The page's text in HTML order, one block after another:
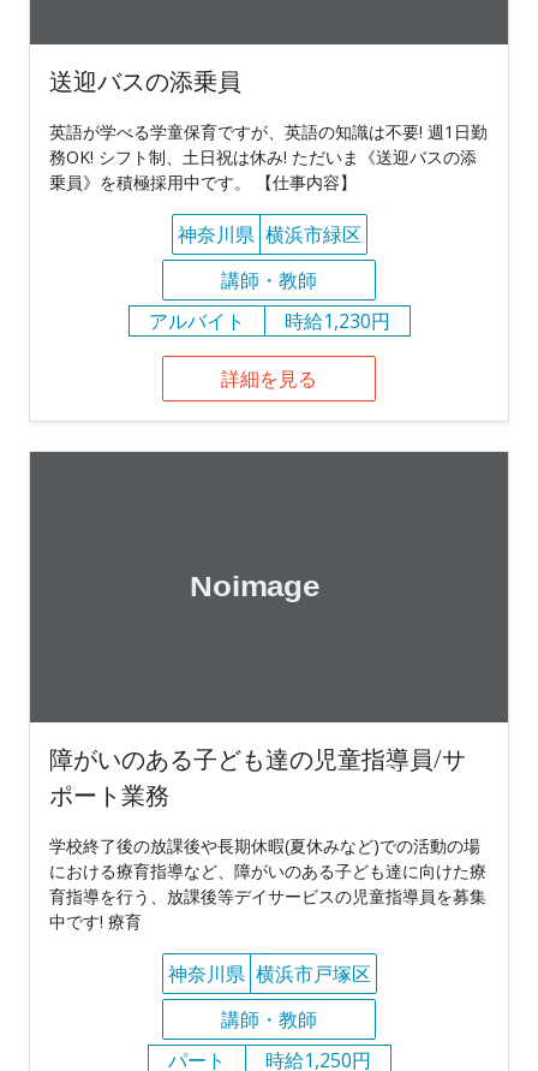
送迎バスの添乗員
英語が学べる学童保育ですが、英語の知識は不要! 週1日勤
務OK! シフト制、土日祝は休み! ただいま《送迎バスの添
乗員》を積極採用中です。 【仕事内容】
神奈川県 横浜市緑区
講師・教師
アルバイト
時給1,230円
詳細を見る
障がいのある子ども達の児童指導員/サ
ポート業務
学校終了後の放課後や長期休暇(夏休みなど)での活動の場
における療育指導など、障がいのある子ども達に向けた療
育指導を行う、放課後等デイサービスの児童指導員を募集
中です! 療育
神奈川県 横浜市戸塚区
講師・教師
パート
時給1,250円